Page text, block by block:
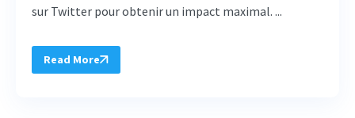
sur Twitter pour obtenir un impact maximal. ...
Read More